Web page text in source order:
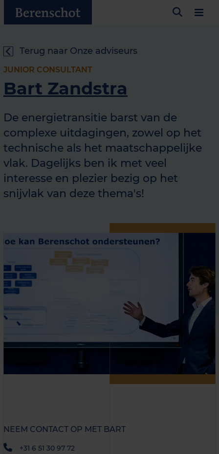
Terug naar Onze adviseurs
JUNIOR CONSULTANT
Bart Zandstra
De energietransitie barst van de
complexe uitdagingen, zowel op het
technische als het maatschappelijke
vlak. Dagelijks ben ik met veel
interesse en plezier bezig op het
snijvlak van deze thema's!
NEEM CONTACT OP MET BART
+31 6 51 30 97 72